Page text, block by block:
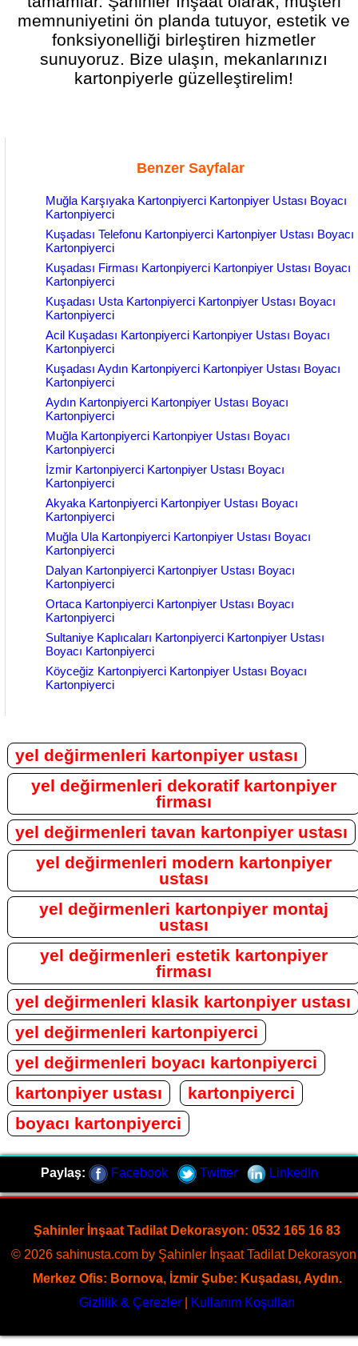
memnuniyetini ön planda tutuyor, estetik ve
fonksiyonelliği birleştiren hizmetler
sunuyoruz. Bize ulaşın, mekanlarınızı
kartonpiyerle güzelleştirelim!
Benzer Sayfalar
Muğla Karşıyaka Kartonpiyerci Kartonpiyer Ustası Boyacı
Kartonpiyerci
Kuşadası Telefonu Kartonpiyerci Kartonpiyer Ustası Boyacı
Kartonpiyerci
Kuşadası Firması Kartonpiyerci Kartonpiyer Ustası Boyacı
Kartonpiyerci
Kuşadası Usta Kartonpiyerci Kartonpiyer Ustası Boyacı
Kartonpiyerci
Acil Kuşadası Kartonpiyerci Kartonpiyer Ustası Boyacı
Kartonpiyerci
Kuşadası Aydın Kartonpiyerci Kartonpiyer Ustası Boyacı
Kartonpiyerci
Aydın Kartonpiyerci Kartonpiyer Ustası Boyacı
Kartonpiyerci
Muğla Kartonpiyerci Kartonpiyer Ustası Boyacı
Kartonpiyerci
İzmir Kartonpiyerci Kartonpiyer Ustası Boyacı
Kartonpiyerci
Akyaka Kartonpiyerci Kartonpiyer Ustası Boyacı
Kartonpiyerci
Muğla Ula Kartonpiyerci Kartonpiyer Ustası Boyacı
Kartonpiyerci
Dalyan Kartonpiyerci Kartonpiyer Ustası Boyacı
Kartonpiyerci
Ortaca Kartonpiyerci Kartonpiyer Ustası Boyacı
Kartonpiyerci
Sultaniye Kaplıcaları Kartonpiyerci Kartonpiyer Ustası
Boyacı Kartonpiyerci
Köyceğiz Kartonpiyerci Kartonpiyer Ustası Boyacı
Kartonpiyerci
yel değirmenleri kartonpiyer ustası
yel değirmenleri dekoratif kartonpiyer
firması
yel değirmenleri tavan kartonpiyer ustası
yel değirmenleri modern kartonpiyer
ustası
yel değirmenleri kartonpiyer montaj
ustası
yel değirmenleri estetik kartonpiyer
firması
yel değirmenleri klasik kartonpiyer ustası
yel değirmenleri kartonpiyerci
yel değirmenleri boyacı kartonpiyerci
kartonpiyer ustası
kartonpiyerci
boyacı kartonpiyerci
Paylaş: Facebook Twitter LinkedIn
Şahinler İnşaat Tadilat Dekorasyon: 0532 165 16 83
© 2026 sahinusta.com by Şahinler İnşaat Tadilat
Merkez Ofis: Bornova, İzmir Şube: Kuşadası, Aydın.
Gizlilik & Çerezler
Kullanım Koşulları